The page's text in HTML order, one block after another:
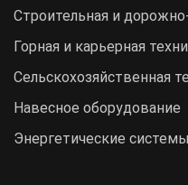
Строительная и
Горная и карьерная
Сельскохозяйственная
Навесное оборудование
Энергетические системы